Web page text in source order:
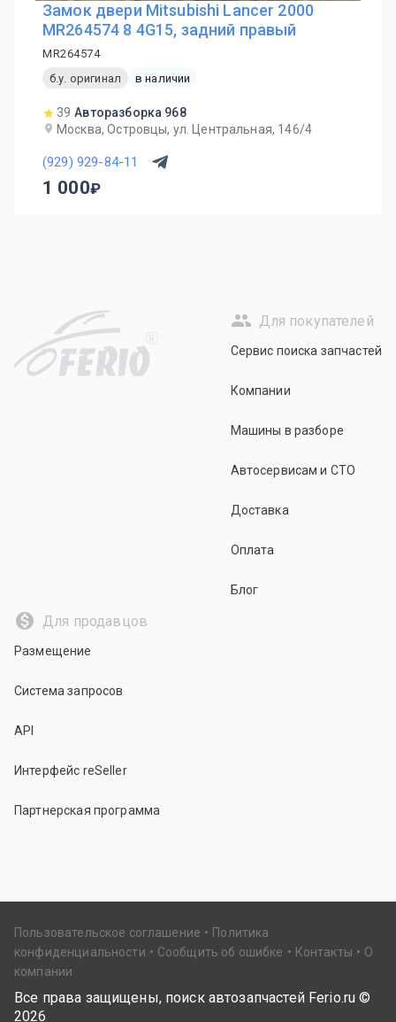
Замок двери Mitsubishi Lancer 2000
MR264574 8 4G15, задний правый
MR264574
б.у. оригинал
в наличии
39 Авторазборка 968
Москва, Островцы, ул. Центральная, 146/4
(929) 929-84-11
1 000
R
Для покупателей
Сервис поиска запчастей
Компании
Машины в разборе
Автосервисам и СТО
Доставка
Оплата
Блог
Для продавцов
Размещение
Система запросов
API
Интерфейс reSeller
Партнерская программа
Пользовательское соглашение
Политика
конфиденциальности
Сообщить об ошибке Контакты
О
компании
Все права защищены, поиск автозапчастей Ferio.ru ©
2026